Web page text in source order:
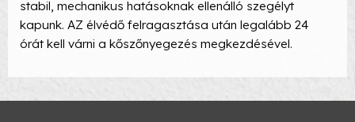
stabil, mechanikus hatásoknak ellenálló szegélyt
kapunk. AZ élvédő felragasztása után legalább 24
órát kell várni a kőszőnyegezés megkezdésével.